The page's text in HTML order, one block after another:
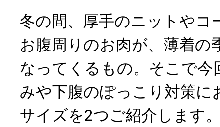
冬の間、厚手のニットやコ
お腹周りのお肉が、薄着の
なってくるもの。そこで今
みや下腹のぽっこり対策に
サイズを2つご紹介します